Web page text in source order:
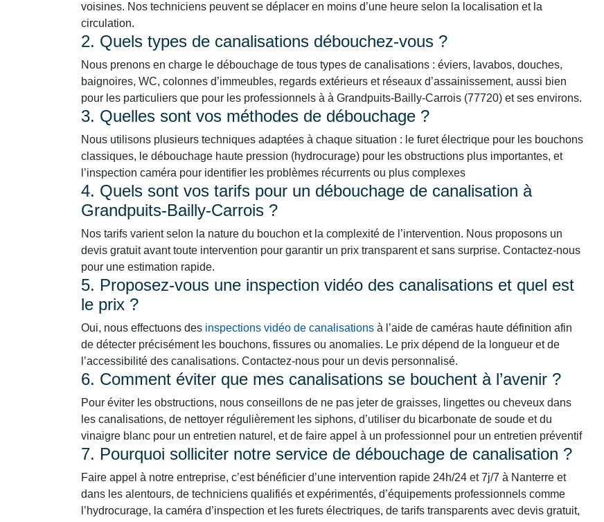
voisines. Nos techniciens peuvent se déplacer en moins d’une heure selon la localisation et la
circulation.
2. Quels types de canalisations débouchez-vous ?
Nous prenons en charge le débouchage de tous types de canalisations : éviers, lavabos, douches,
baignoires, WC, colonnes d’immeubles, regards extérieurs et réseaux d’assainissement, aussi bien
pour les particuliers que pour les professionnels à à Grandpuits-Bailly-Carrois (77720) et ses environs.
3. Quelles sont vos méthodes de débouchage ?
Nous utilisons plusieurs techniques adaptées à chaque situation : le furet électrique pour les bouchons
classiques, le débouchage haute pression (hydrocurage) pour les obstructions plus importantes, et
l’inspection caméra pour identifier les problèmes récurrents ou plus complexes
4. Quels sont vos tarifs pour un débouchage de canalisation à
Grandpuits-Bailly-Carrois ?
Nos tarifs varient selon la nature du bouchon et la complexité de l’intervention. Nous proposons un
devis gratuit avant toute intervention pour garantir un prix transparent et sans surprise. Contactez-nous
pour une estimation rapide.
5. Proposez-vous une inspection vidéo des canalisations et quel est
le prix ?
Oui, nous effectuons des inspections vidéo de canalisations à l’aide de caméras haute définition afin
de détecter précisément les bouchons, fissures ou anomalies. Le prix dépend de la longueur et de
l’accessibilité des canalisations. Contactez-nous pour un devis personnalisé.
6. Comment éviter que mes canalisations se bouchent à l’avenir ?
Pour éviter les obstructions, nous conseillons de ne pas jeter de graisses, lingettes ou cheveux dans
les canalisations, de nettoyer régulièrement les siphons, d’utiliser du bicarbonate de soude et du
vinaigre blanc pour un entretien naturel, et de faire appel à un professionnel pour un entretien préventif
7. Pourquoi solliciter notre service de débouchage de canalisation ?
Faire appel à notre entreprise, c’est bénéficier d’une intervention rapide 24h/24 et 7j/7 à Nanterre et
dans les alentours, de techniciens qualifiés et expérimentés, d’équipements professionnels comme
l’hydrocurage, la caméra d’inspection et les furets électriques, de tarifs transparents avec devis gratuit,